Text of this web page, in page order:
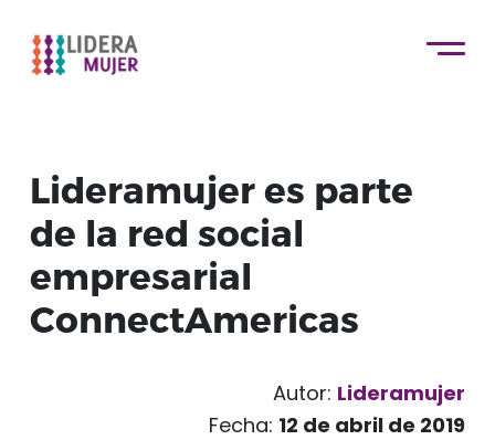
Lideramujer es parte
de la red social
empresarial
ConnectAmericas
Autor: Lideramujer
Fecha: 12 de abril de 2019